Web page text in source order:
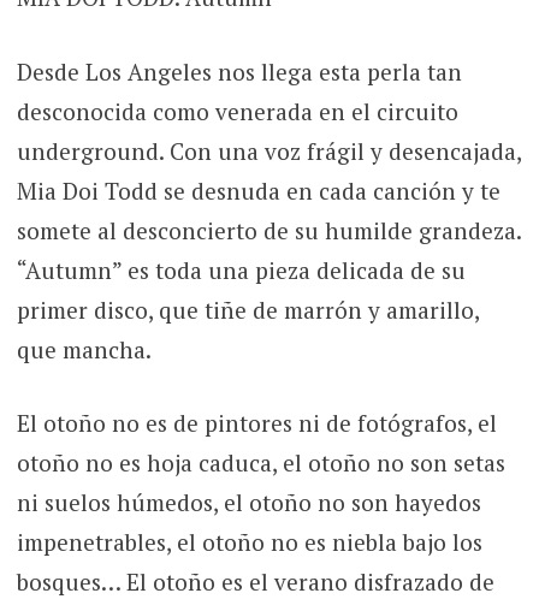
Desde Los Angeles nos llega esta perla tan
desconocida como venerada en el circuito
underground. Con una voz frágil y desencajada,
Mia Doi Todd se desnuda en cada canción y te
somete al desconcierto de su humilde grandeza.
“Autumn” es toda una pieza delicada de su
primer disco, que tiñe de marrón y amarillo,
que mancha.
El otoño no es de pintores ni de fotógrafos, el
otoño no es hoja caduca, el otoño no son setas
ni suelos húmedos, el otoño no son hayedos
impenetrables, el otoño no es niebla bajo los
bosques… El otoño es el verano disfrazado de